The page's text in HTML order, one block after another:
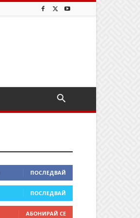
ПОСЛЕДВАЙ
ПОСЛЕДВАЙ
АБОНИРАЙ СЕ